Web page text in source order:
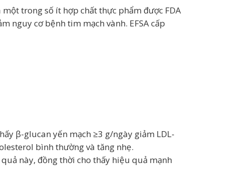
trong số ít hợp chất thực phẩm được FDA
nguy cơ bệnh tim mạch vành. EFSA cấp
β-glucan yến mạch ≥3 g/ngày giảm LDL-
bình thường và tăng nhẹ.
này, đồng thời cho thấy hiệu quả mạnh